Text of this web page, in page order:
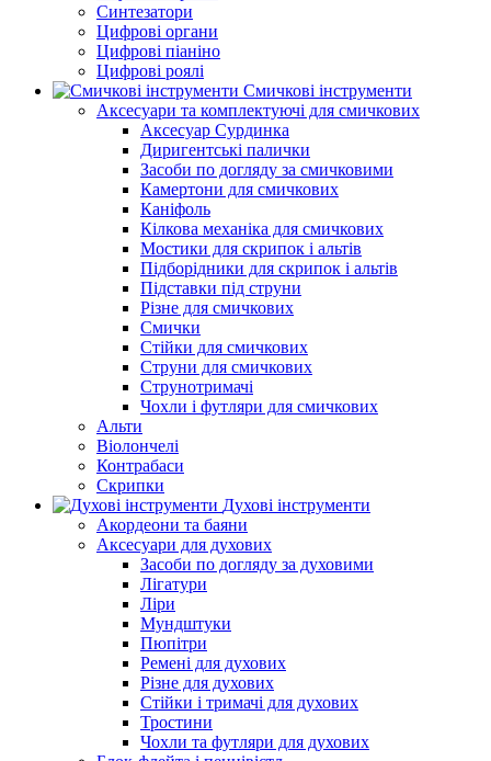
Синтезатори
Цифрові органи
Цифрові піаніно
Цифрові роялі
Смичкові інструменти
Аксесуари та комплектуючі для смичкових
Аксесуар Сурдинка
Диригентські палички
Засоби по догляду за смичковими
Камертони для смичкових
Каніфоль
Кілкова механіка для смичкових
Мостики для скрипок і альтів
Підборiдники для скрипок і альтів
Підставки під струни
Різне для смичкових
Смички
Стійки для смичкових
Струни для смичкових
Струнотримачі
Чохли і футляри для смичкових
Альти
Віолончелі
Контрабаси
Скрипки
Духові інструменти
Акордеони та баяни
Аксесуари для духових
Засоби по догляду за духовими
Лігатури
Ліри
Мундштуки
Пюпітри
Ремені для духових
Різне для духових
Стійки і тримачі для духових
Тростини
Чохли та футляри для духових